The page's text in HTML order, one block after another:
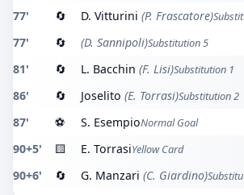
77' 🔄 D. Vitturini (P. Frascatore)
77' 🔄 (D. Sannipoli)Substitution 5
81' 🔄 L. Bacchin (F. Lisi)Substitution 1
86' 🔄 Joselito (E. Torrasi)Substitution 2
87' ⚽ S. EsempioNormal Goal
90+5' 🟨 E. TorrasiYellow Card
90+6' 🔄 G. Manzari (C. Giardino)